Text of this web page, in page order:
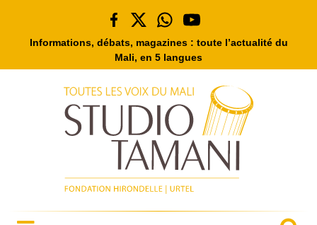
Informations, débats, magazines : toute l’actualité du
Mali, en 5 langues